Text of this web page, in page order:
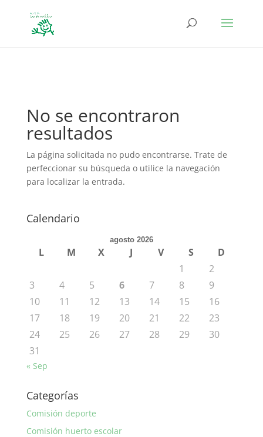
No se encontraron
resultados
La página solicitada no pudo encontrarse. Trate de
perfeccionar su búsqueda o utilice la navegación
para localizar la entrada.
Calendario
agosto 2026
L M X J V S
D
1
2
3
4 5 6 7 8
9
10
11 12 13 14 15
16
17
18 19 20 21 22
23
24
25 26 27 28 29
30
31
« Sep
Categorías
Comisión deporte
Comisión huerto escolar